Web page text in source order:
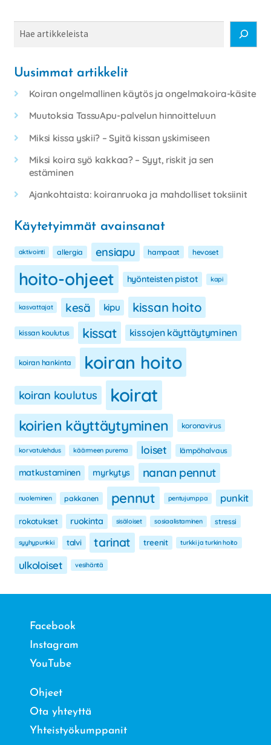
Haku
Uusimmat artikkelit
Koiran ongelmallinen käytös ja ongelmakoira-käsite
Muutoksia TassuApu-palvelun hinnoitteluun
Miksi kissa yskii? – Syitä kissan yskimiseen
Miksi koira syö kakkaa? – Syyt, riskit ja sen
estäminen
Ajankohtaista: koiranruoka ja mahdolliset toksiinit
Käytetyimmät avainsanat
aktivointi allergia ensiapu hampaat hevoset
hoito-ohjeet hyönteisten pistot kapi
kasvattajat kesä kipu kissan hoito
kissan koulutus kissat kissojen käyttäytyminen
koiran hankinta koiran hoito
koiran koulutus koirat
koirien käyttäytyminen koronavirus
korvatulehdus käärmeen purema loiset lämpöhalvaus
matkustaminen myrkytys nanan pennut
nuoleminen pakkanen pennut pentujumppa punkit
rokotukset ruokinta sisäloiset sosiaalistaminen stressi
syyhypunkki talvi tarinat treenit turkki ja turkin hoito
ulkoloiset vesihäntä
Facebook
Instagram
YouTube
Ohjeet
Ota yhteyttä
Yhteistyökumppanit